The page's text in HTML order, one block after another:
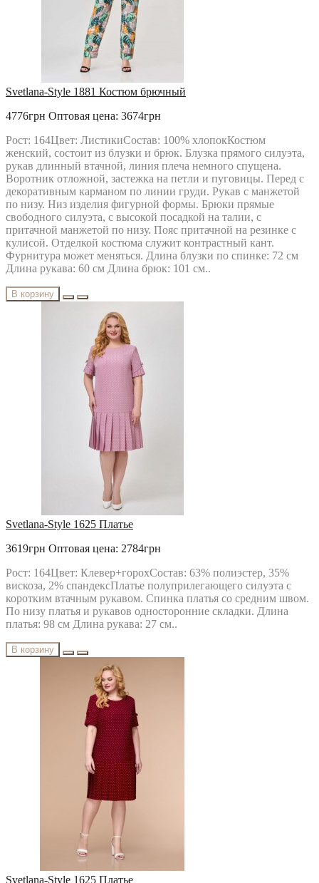
Svetlana-Style 1881 Костюм брючный
4776грн Оптовая цена: 3674грн
Рост: 164Цвет: ЛистикиСостав: 100% хлопокКостюм
женский, состоит из блузки и брюк. Блузка прямого силуэта,
рукав длинный втачной, линия плеча немного спущена.
Воротник отложной, застежка на петли и пуговицы. Перед с
декоративным карманом по линии груди. Рукав с манжетой
по низу. Низ изделия фигурной формы. Брюки прямые
свободного силуэта, с высокой посадкой на талии, с
притачной манжетой по низу. Пояс притачной на резинке с
кулисой. Отделкой костюма служит контрастный кант.
Фурнитура может меняться. Длина блузки по спинке: 72 см
Длина рукава: 60 см Длина брюк: 101 см..
В корзину
Svetlana-Style 1625 Платье
3619грн Оптовая цена: 2784грн
Рост: 164Цвет: Клевер+горохСостав: 63% полиэстер, 35%
вискоза, 2% спандексПлатье полуприлегающего силуэта с
коротким втачным рукавом. Спинка платья со средним швом.
По низу платья и рукавов односторонние складки. Длина
платья: 98 см Длина рукава: 27 см..
В корзину
Svetlana-Style 1625 Платье